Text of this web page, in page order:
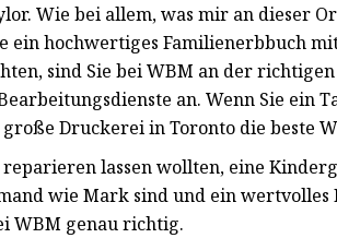
Wie bei allem, was mir an dieser
hochwertiges Familienerbbuch
sind Sie bei WBM an der richtigen
an. Wenn Sie ein
Druckerei in Toronto die beste
lassen wollten, eine
wie Mark sind und ein
WBM genau richtig.